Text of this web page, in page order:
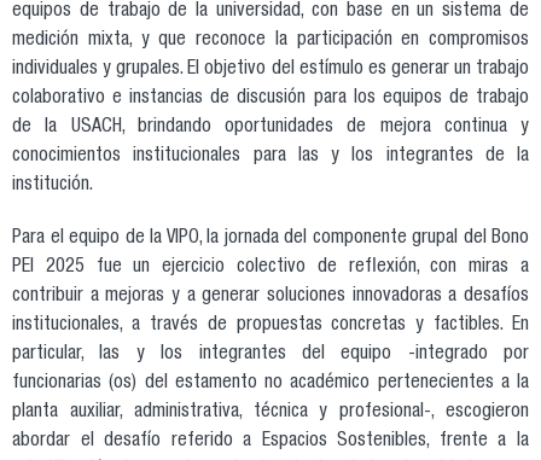
equipos de trabajo de la universidad, con base en un sistema de
medición mixta, y que reconoce la participación en compromisos
individuales y grupales. El objetivo del estímulo es generar un trabajo
colaborativo e instancias de discusión para los equipos de trabajo
de la USACH, brindando oportunidades de mejora continua y
conocimientos institucionales para las y los integrantes de la
institución.
Para el equipo de la VIPO, la jornada del componente grupal del Bono
PEI 2025 fue un ejercicio colectivo de reflexión, con miras a
contribuir a mejoras y a generar soluciones innovadoras a desafíos
institucionales, a través de propuestas concretas y factibles. En
particular, las y los integrantes del equipo -integrado por
funcionarias (os) del estamento no académico pertenecientes a la
planta auxiliar, administrativa, técnica y profesional-, escogieron
abordar el desafío referido a Espacios Sostenibles, frente a la